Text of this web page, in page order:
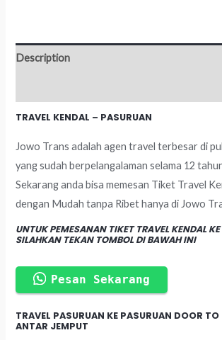
Description
TRAVEL KENDAL – PASURUAN
Jowo Trans adalah agen travel terbesar di
yang sudah berpelangalaman selama 12
Sekarang anda bisa memesan Tiket Travel
dengan Mudah tanpa Ribet hanya di Jowo
UNTUK PEMESANAN TIKET TRAVEL KENDAL
SILAHKAN TEKAN TOMBOL DI BAWAH INI
Pesan Sekarang
TRAVEL PASURUAN KE PASURUAN DOOR
ANTAR JEMPUT